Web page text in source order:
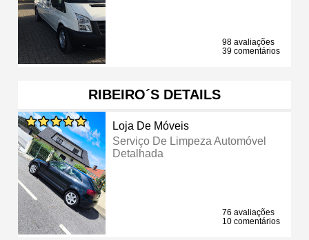
98 avaliações
39 comentários
RIBEIRO´S DETAILS
Loja De Móveis
Serviço De Limpeza Automóvel
Detalhada
76 avaliações
10 comentários